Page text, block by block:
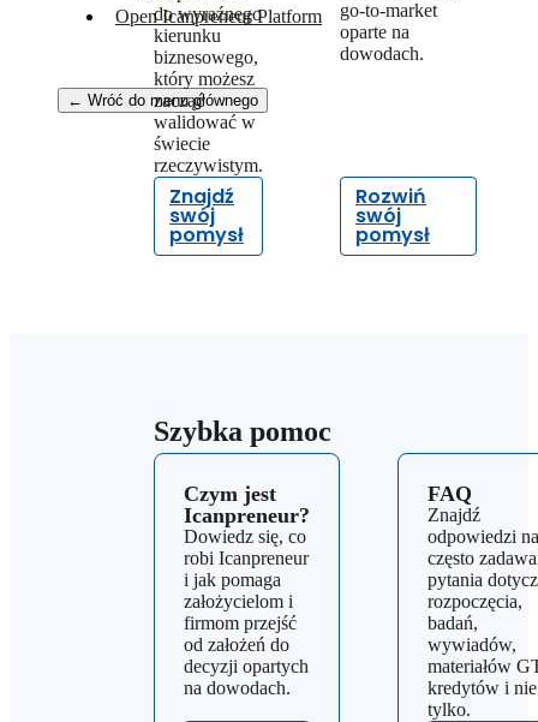
Open Icanpreneur Platform
← Wróć do menu głównego
do wyraźnego
kierunku
biznesowego,
który możesz
zacząć
walidować w
świecie
rzeczywistym.
Znajdź
swój
pomysł
go-to-market
oparte na
dowodach.
Rozwiń
swój
pomysł
Szybka pomoc
Czym jest
Icanpreneur?
Dowiedz się, co
robi Icanpreneur
i jak pomaga
założycielom i
firmom przejść
od założeń do
decyzji opartych
na dowodach.
FAQ
Znajdź
odpowiedzi na
często
pytania
rozpoczęcia,
badań,
wywiadów,
materiałów
kredytów i nie
tylko.